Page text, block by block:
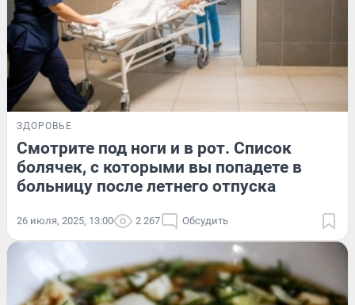
ЗДОРОВЬЕ
Смотрите под ноги и в рот. Список
болячек, с которыми вы попадете в
больницу после летнего отпуска
26 июля, 2025, 13:00 2 267 Обсудить